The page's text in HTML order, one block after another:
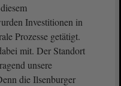
Investitionen in
Prozesse getätigt.
mit. Der Standort
unsere
die Ilsenburger